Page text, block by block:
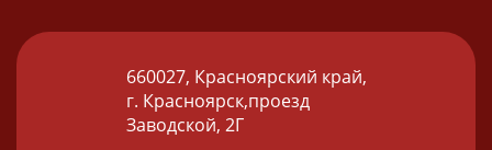
660027, Красноярский край,
г. Красноярск,проезд
Заводской, 2Г